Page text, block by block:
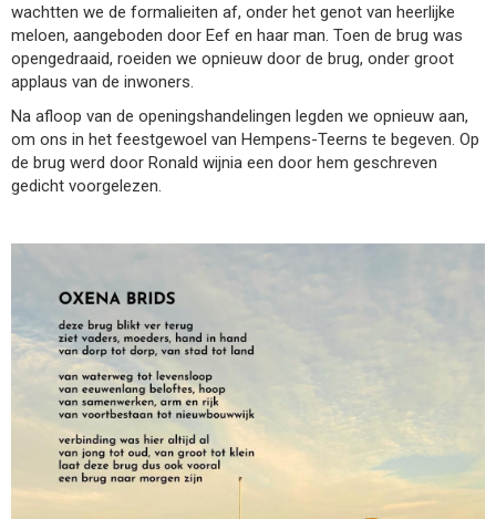
wachtten we de formalieiten af, onder het genot van heerlijke
meloen, aangeboden door Eef en haar man. Toen de brug was
opengedraaid, roeiden we opnieuw door de brug, onder groot
applaus van de inwoners.
Na afloop van de openingshandelingen legden we opnieuw aan,
om ons in het feestgewoel van Hempens-Teerns te begeven. Op
de brug werd door Ronald wijnia een door hem geschreven
gedicht voorgelezen.